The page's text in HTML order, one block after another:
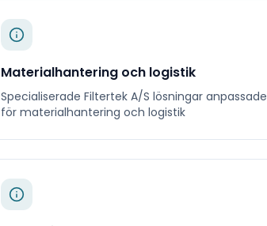
Materialhantering och logistik
Specialiserade Filtertek A/S lösningar anpassade
för materialhantering och logistik